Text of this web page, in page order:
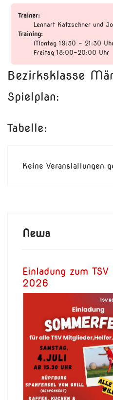
Trainer:
Lennart Katzschner und
Training:
Montag 19:30 - 21:30
Freitag 18:00-20:00 Uhr
Bezirksklasse
Spielplan:
Tabelle:
Keine Veranstaltungen
News
Einladung zum
2026